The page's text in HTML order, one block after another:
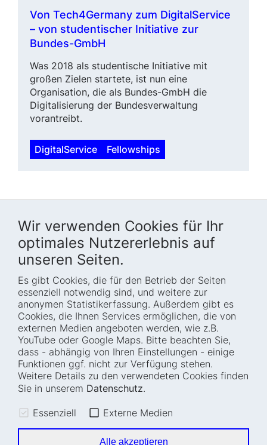
Wir verwenden Cookies für Ihr
optimales Nutzererlebnis auf
unseren Seiten.
Es gibt Cookies, die für den Betrieb der Seiten
essenziell notwendig sind, und weitere zur
anonymen Statistikerfassung. Außerdem gibt es
Cookies, die Ihnen Services ermöglichen, die von
externen Medien angeboten werden, wie z.B.
YouTube oder Google Maps. Bitte beachten Sie,
dass - abhängig von Ihren Einstellungen - einige
Funktionen ggf. nicht zur Verfügung stehen.
Weitere Details zu den verwendeten Cookies finden
Sie in unserem Datenschutz.
Essenziell Externe Medien
Alle akzeptieren
Von Tech4Germany zum DigitalService
– von studen­tischer Initiative zur
Bundes-GmbH
Was 2018 als studentische Initiative mit
großen Zielen startete, ist nun eine
Organisation, die als Bundes-GmbH die
Digitalisierung der Bundesverwaltung
vorantreibt.
DigitalService Fellowships
Startseite
Wer wir sind
Wie wir arbeiten
Projekte
Fellowships
Karriere
Blog
Presse
Termine
Barrierefreiheit
Transparenz
Glossar
Anfahrt und
Leichte Sprache
Gebärdensprache
Impressum
Sitemap
Cookie-Einstellungen